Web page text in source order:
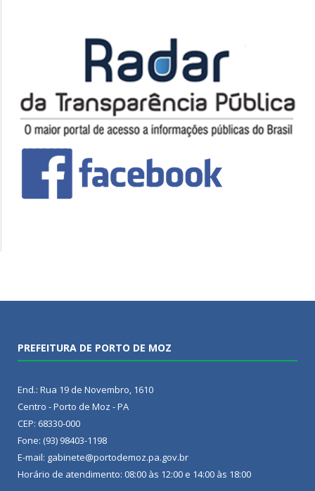
PREFEITURA DE PORTO DE MOZ
End.: Rua 19 de Novembro, 1610
Centro - Porto de Moz - PA
CEP: 68330-000
Fone: (93) 98403-1198
E-mail: gabinete@portodemoz.pa.gov.br
Horário de atendimento: 08:00 às 12:00 e 14:00 às 18:00